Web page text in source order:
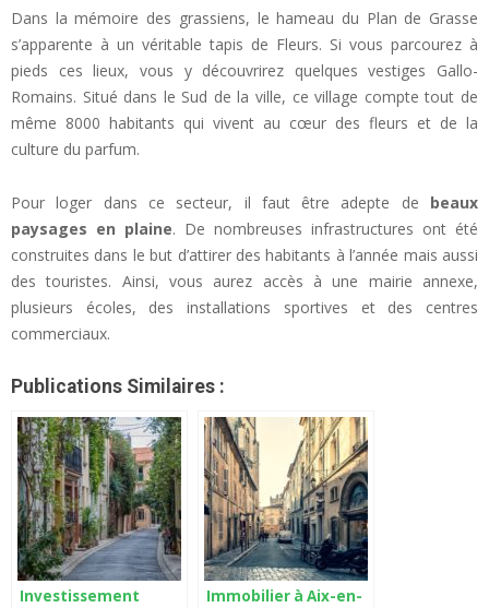
Dans la mémoire des grassiens, le hameau du Plan de Grasse
s’apparente à un véritable tapis de Fleurs. Si vous parcourez à
pieds ces lieux, vous y découvrirez quelques vestiges Gallo-
Romains. Situé dans le Sud de la ville, ce village compte tout de
même 8000 habitants qui vivent au cœur des fleurs et de la
culture du parfum.
Pour loger dans ce secteur, il faut être adepte de beaux
paysages en plaine. De nombreuses infrastructures ont été
construites dans le but d’attirer des habitants à l’année mais aussi
des touristes. Ainsi, vous aurez accès à une mairie annexe,
plusieurs écoles, des installations sportives et des centres
commerciaux.
Publications Similaires :
Investissement
Immobilier à Aix-en-